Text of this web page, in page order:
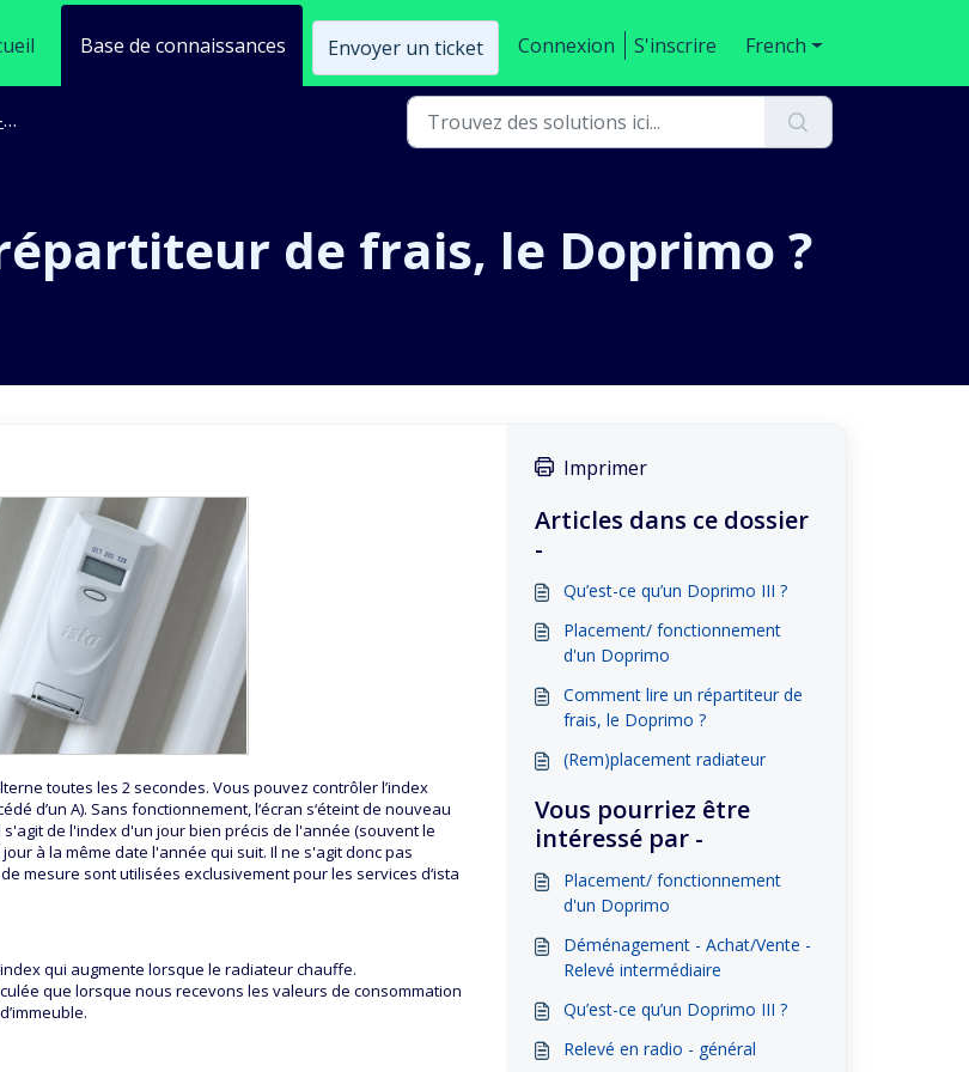
Base de connaissances Envoyer un ticket Connexion S'inscrire French
de frais, le Doprimo ?
toutes les 2 secondes. Vous pouvez contrôler l’index
d’un A). Sans fonctionnement, l‘écran s‘éteint de nouveau
s'agit de l'index d'un jour bien précis de l'année (souvent le
à la même date l'année qui suit. Il ne s'agit donc pas
mesure sont utilisées exclusivement pour les services d‘ista
qui augmente lorsque le radiateur chauffe.
que lorsque nous recevons les valeurs de consommation
Imprimer
Articles dans ce dossier
-
Qu’est-ce qu’un Doprimo III ?
Placement/ fonctionnement
d'un Doprimo
Comment lire un répartiteur de
frais, le Doprimo ?
(Rem)placement radiateur
Vous pourriez être
intéressé par -
Placement/ fonctionnement
d'un Doprimo
Déménagement - Achat/Vente -
Relevé intermédiaire
Qu’est-ce qu’un Doprimo III ?
Relevé en radio - général